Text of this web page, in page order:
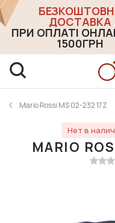
ДОСТАВКА
ПРИ ОПЛАТІ
1500ГРН
Mario Rossi MS 02-232 17Z
Нет в
MARIO